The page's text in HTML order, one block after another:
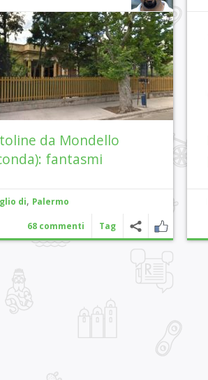
da Mondello
fantasmi
di, Palermo
68 commenti Tag